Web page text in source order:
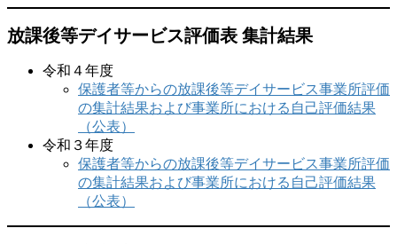
放課後等デイサービス評価表 集計結果
令和４年度
保護者等からの放課後等デイサービス事業所評価
の集計結果および事業所における自己評価結果
（公表）
令和３年度
保護者等からの放課後等デイサービス事業所評価
の集計結果および事業所における自己評価結果
（公表）